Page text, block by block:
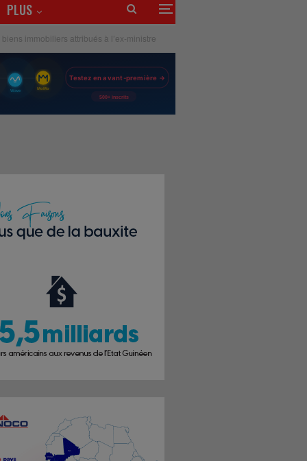
PLUS
immobiliers attribués à l’ex-ministre